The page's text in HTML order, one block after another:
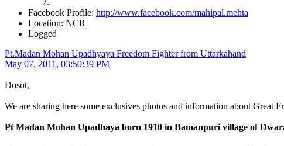
Facebook Profile: http://www.facebook.com/mahipal.mehta
Location: NCR
Logged
Pt.Madan Mohan Upadhyaya Freedom Fighter from Uttarkahand
May 07, 2011, 03:50:39 PM
Dosot,
We are sharing here some exclusives photos and information about Great
Pt Madan Mohan Upadhaya born 1910 in Bamanpuri village of